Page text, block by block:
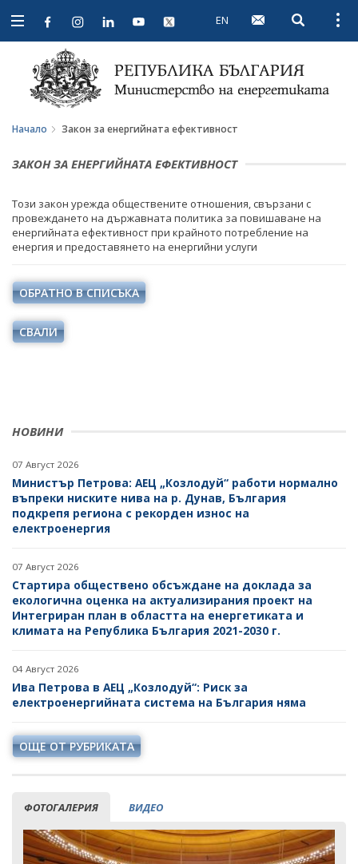
Open
navigation
EN Open
Начало Закон за енергийната ефективност
НОВИНИ
07 Август 2026
Министър Петрова: АЕЦ „Козлодуй“ работи нормално
въпреки ниските нива на р. Дунав, България
подкрепя региона с рекорден износ на
електроенергия
07 Август 2026
Стартира обществено обсъждане на доклада за
екологична оценка на актуализирания проект на
Интегриран план в областта на енергетиката и
климата на Република България 2021-2030 г.
04 Август 2026
Ива Петрова в АЕЦ „Козлодуй“: Риск за
електроенергийната система на България няма
ОЩЕ ОТ РУБРИКАТА
ФОТОГАЛЕРИЯ ВИДЕО
ЗАКОН ЗА ЕНЕРГИЙНАТА ЕФЕКТИВНОСТ
Този закон урежда обществените отношения, свързани с
провеждането на държавната политика за повишаване на
енергийната ефективност при крайното потребление на
енергия и предоставянето на енергийни услуги
ОБРАТНО В СПИСЪКА
СВАЛИ